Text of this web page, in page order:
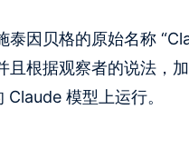
泰因贝格的原始名称
根据观察者的说法，
模型上运行。